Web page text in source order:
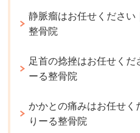
静脈瘤はお任せください
整骨院
足首の捻挫はお任せくだ
ーる整骨院
かかとの痛みはお任せく
りーる整骨院